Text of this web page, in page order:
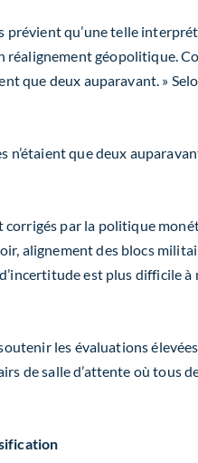
prévient qu’une telle
géopolitique.
que deux auparavant. »
que deux
par la politique
alignement des blocs
est plus difficile
les évaluations
de salle d’attente où tous